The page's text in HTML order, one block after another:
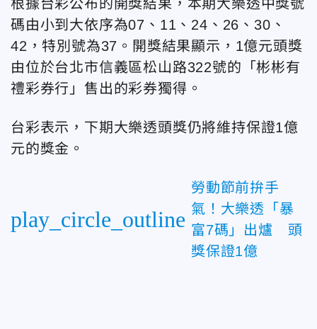
根據台彩公布的開獎結果，本期大樂透中獎號
碼由小到大依序為07、11、24、26、30、
42，特別號為37。開獎結果顯示，1億元頭獎
由位於台北市信義區松山路322號的「彬彬有
禮彩券行」售出的彩券獨得。
台彩表示，下期大樂透頭獎仍將維持保證1億
元的獎金。
play_circle_outline
勞動節前拚手
氣！大樂透「暴
富7碼」出爐 頭
獎保證1億